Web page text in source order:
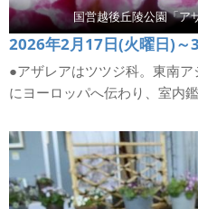
国営越後丘陵公園「ア
●アザレアはツツジ科。東南
にヨーロッパへ伝わり、室内